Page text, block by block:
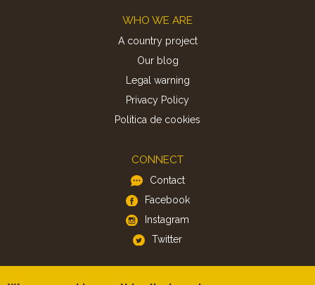
WHO WE ARE
A country project
Our blog
Legal warning
Privacy Policy
Politica de cookies
CONNECT
Contact
Facebook
Instagram
Twitter